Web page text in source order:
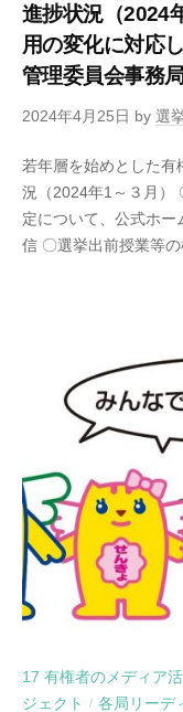
進捗状況（2024
用の変化に対応
管理委員会事務局
2024年4月25日 by 選
若年層を始めとした有
況（2024年1～３月）
定について、公式ホー
信 〇選挙出前授業等
17 有権者のメディア
ジェクト
/ 各局リーデ